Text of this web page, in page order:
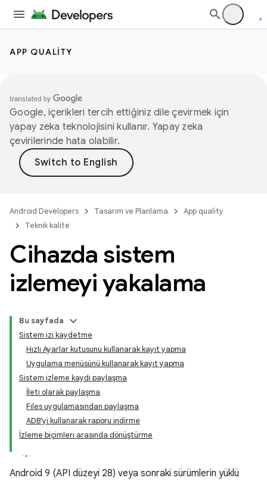
APP QUALITY
Google, içerikleri tercih ettiğiniz dile çevirmek için
yapay zeka teknolojisini kullanır. Yapay zeka
çevirilerinde hata olabilir.
Android Developers Tasarım ve Planlama
App quality
Teknik kalite
Cihazda sistem
izlemeyi yakalama
Bu sayfada
Sistem izi kaydetme
Hızlı Ayarlar kutusunu kullanarak kayıt yapma
Uygulama menüsünü kullanarak kayıt yapma
Sistem izleme kaydı paylaşma
İleti olarak paylaşma
Files uygulamasından paylaşma
ADB'yi kullanarak raporu indirme
İzleme biçimleri arasında dönüştürme
Android 9 (API düzeyi 28) veya sonraki sürümlerin yüklü